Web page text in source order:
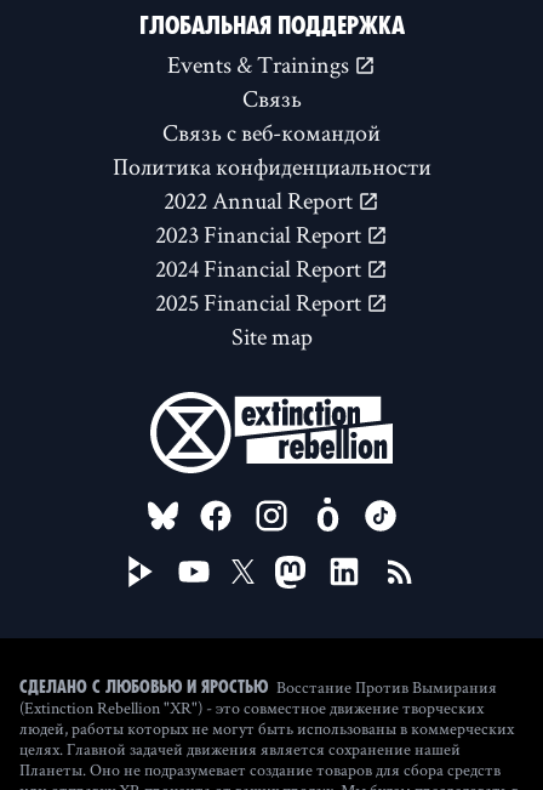
ГЛОБАЛЬНАЯ ПОДДЕРЖКА
Events & Trainings
Связь
Связь с веб-командой
Политика конфиденциальности
2022 Annual Report
2023 Financial Report
2024 Financial Report
2025 Financial Report
Site map
FOLLOW US ON
Сделано с любовью и яростью Восстание Против Вымирания
(Extinction Rebellion "XR") - это совместное движение творческих
людей, работы которых не могут быть использованы в коммерческих
целях. Главной задачей движения является сохранение нашей
Планеты. Оно не подразумевает создание товаров для сбора средств